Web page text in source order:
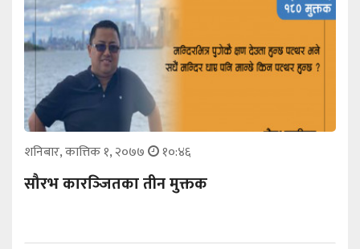
शनिबार, कात्तिक १, २०७७ १०:४६
सौरभ कारञ्‍जितका तीन मुक्तक